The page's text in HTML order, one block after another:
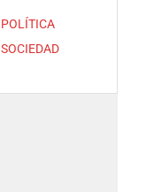
POLÍTICA
SOCIEDAD